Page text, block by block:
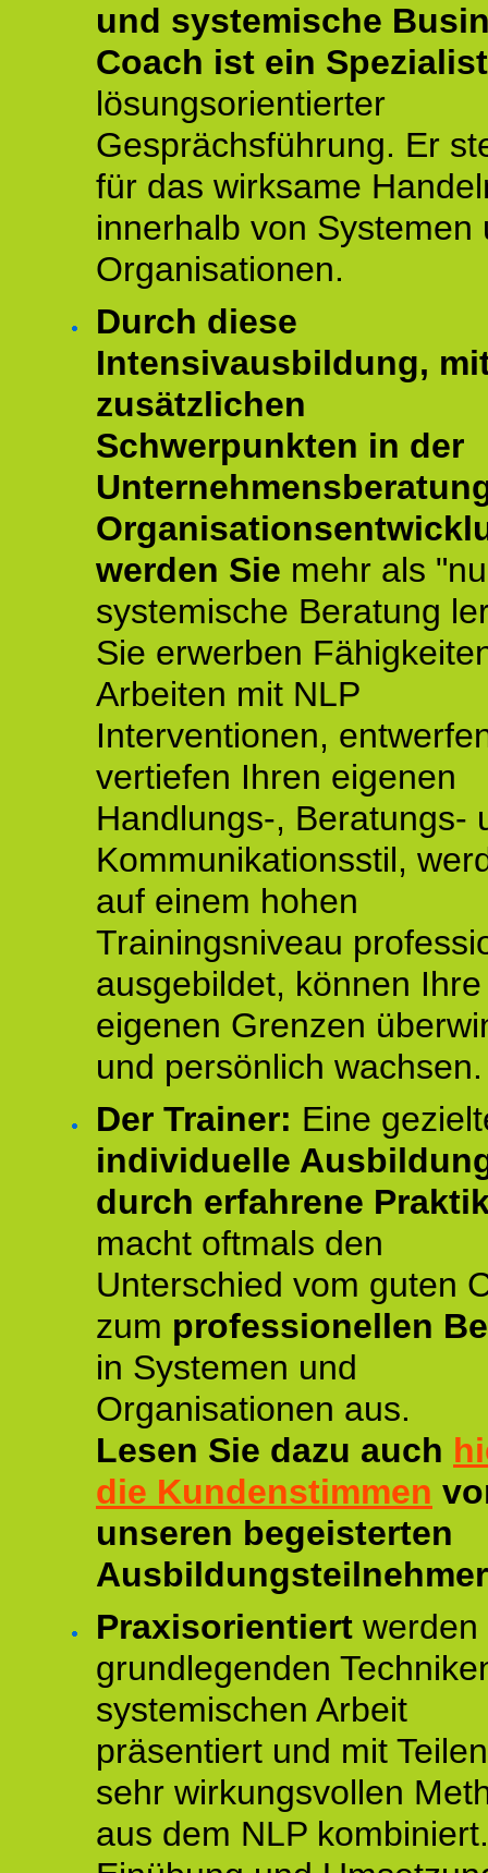
und systemische
Coach ist ein
lösungsorientierter
Gesprächsführung. Er
für das wirksame
innerhalb von Systemen
Organisationen.
Durch diese
Intensivausbildung,
zusätzlichen
Schwerpunkten in der
werden Sie mehr als
systemische Beratung
Sie erwerben
Arbeiten mit NLP
Interventionen,
vertiefen Ihren eigenen
Handlungs-, Beratungs-
Kommunikationsstil,
auf einem hohen
Trainingsniveau
ausgebildet, können Ihre
eigenen Grenzen
und persönlich wachsen.
Der Trainer: Eine
individuelle
durch erfahrene
macht oftmals den
Unterschied vom guten
zum professionellen
in Systemen und
Organisationen aus.
Lesen Sie dazu auch
die Kundenstimmen
unseren begeisterten
Praxisorientiert werden
grundlegenden
systemischen Arbeit
präsentiert und mit
sehr wirkungsvollen
aus dem NLP